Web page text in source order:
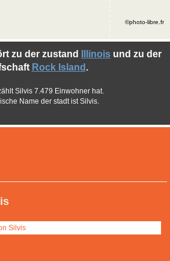
Silvis
zu der zustand Illinois und zu der
Rock Island .
Silvis 7.479 Einwohner hat.
Name der stadt ist Silvis.
©photo-libre.fr